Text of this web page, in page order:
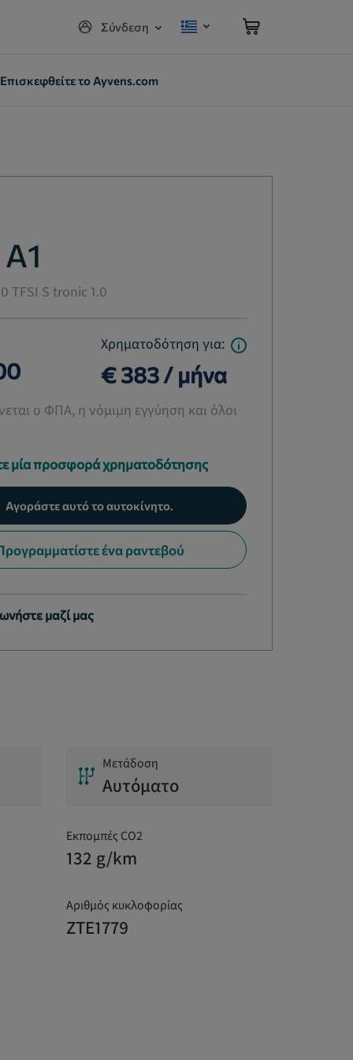
Σύνδεση
Επισκεφθείτε το Ayvens.com
TFSI S tronic 1.0
Χρηματοδότηση για:
€ 383 / μήνα
ο ΦΠΑ, η νόμιμη εγγύηση και όλοι
μία προσφορά χρηματοδότησης
Αγοράστε αυτό το αυτοκίνητο.
ένα ραντεβού
μαζί μας
Μετάδοση
Αυτόματο
Εκπομπές CO2
132 g/km
Αριθμός κυκλοφορίας
ZTE1779